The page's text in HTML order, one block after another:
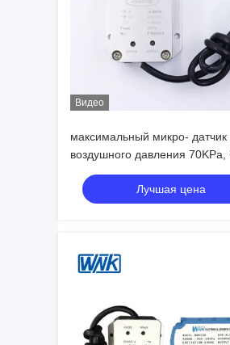
Видео
максимальный микро- датчик
воздушного давления 70KPa,
датчика перепада давления
Лучшая цена